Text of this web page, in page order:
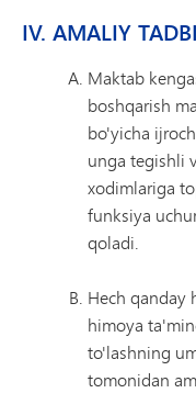
IV. AMALIY
Maktab
boshqarish
bo'yicha
unga tegishli
xodimlariga
funksiya
qoladi.
Hech qanday
himoya
to'lashning
tomonidan